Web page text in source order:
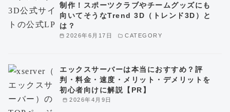
2026年6月17日 CATEGORY
制作！スポーツクラブやチームグッズにも
向いてそうなTrend 3D（トレンド3D）と
は？
2026年4月9日
エックスサーバーは本当におすすめ？評
判・料金・速度・メリット・デメリットを
初心者向けに解説【PR】